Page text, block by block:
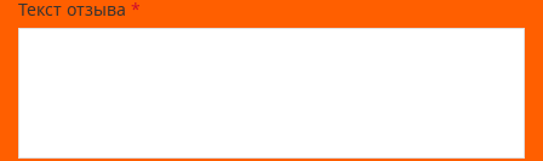
Текст отзыва *